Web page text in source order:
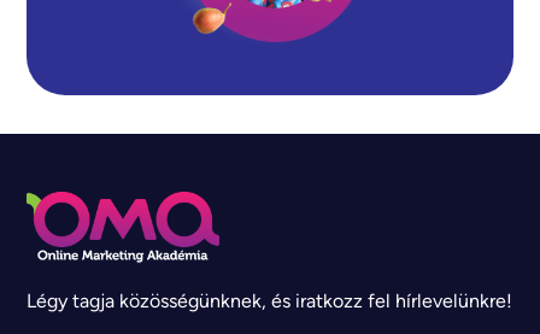
Légy tagja közösségünknek, és iratkozz fel hírlevelünkre!